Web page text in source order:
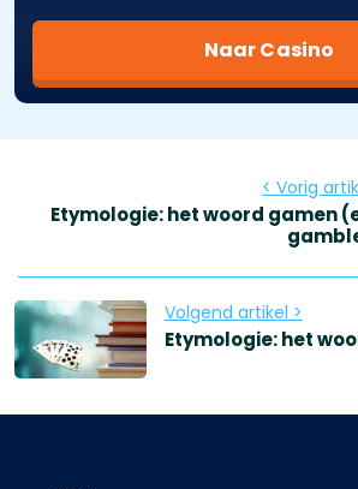
Naar Casino
< Vorig
Etymologie: het woord gamen
Volgend artikel >
Etymologie: het